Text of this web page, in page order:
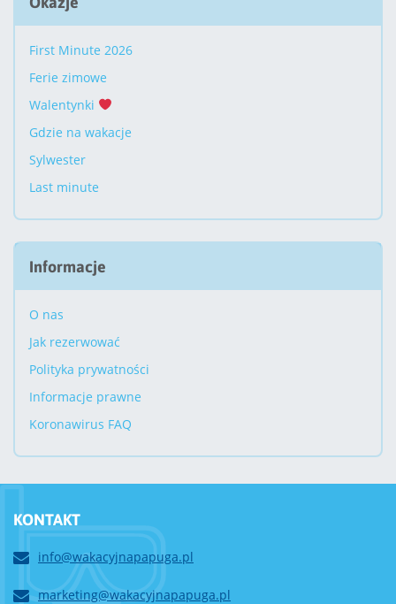
First Minute 2026
Ferie zimowe
Walentynki
Gdzie na wakacje
Sylwester
Last minute
Informacje
O nas
Jak rezerwować
Polityka prywatności
Informacje prawne
Koronawirus FAQ
KONTAKT
info@wakacyjnapapuga.pl
marketing@wakacyjnapapuga.pl